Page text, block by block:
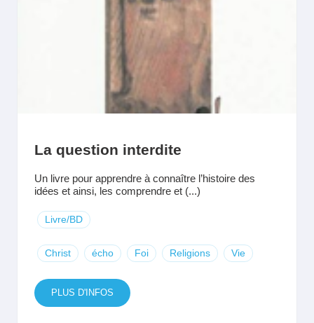
La question interdite
Un livre pour apprendre à connaître l’histoire des
idées et ainsi, les comprendre et (...)
Livre/BD
Christ écho Foi Religions Vie
PLUS D'INFOS